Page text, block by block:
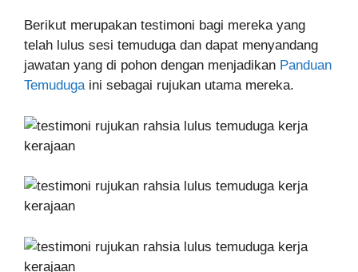
Berikut merupakan testimoni bagi mereka yang
telah lulus sesi temuduga dan dapat menyandang
jawatan yang di pohon dengan menjadikan Panduan
Temudugaini sebagai rujukan utama mereka.